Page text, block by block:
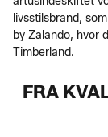
livsstilsbrand,
by Zalando, hvor
Timberland.
FRA